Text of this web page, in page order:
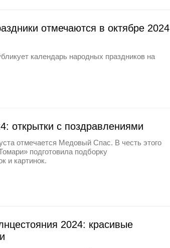
отмечаются в октябре 2024
календарь народных праздников на
открытки с поздравлениями
отмечается Медовый Спас. В честь этого
подготовила подборку
и картинок.
2024: красивые